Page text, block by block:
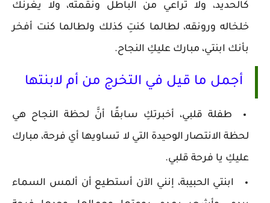
كالحديد، ولا تراعي من الباطل ونقمته، ولا يغرنك
خلخاله ورونقه، لطالما كنتِ كذلك ولطالما كنت أفخر
بأنك ابنتي، مبارك عليكِ النجاح.
أجمل ما قيل في التخرج من أم لابنتها
طفلة قلبي، أخبرتكِ سابقًا أنَّ لحظة النجاح هي
لحظة الانتصار الوحيدة التي لا تساويها أي فرحة، مبارك
عليكِ يا فرحة قلبي.
ابنتي الحبيبة، إنني الآن أستطيع أن ألمس السماء